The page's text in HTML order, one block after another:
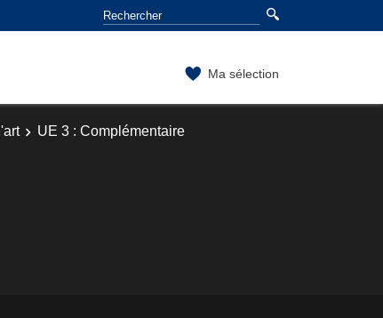
Ma sélection
UE 3 : Complémentaire